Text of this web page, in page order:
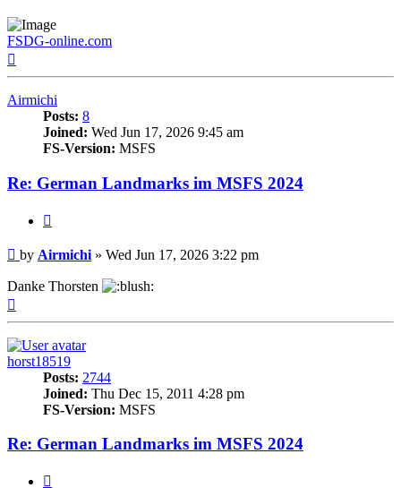
FSDG-online.com
Airmichi
Posts: 8
Joined: Wed Jun 17, 2026 9:45 am
FS-Version: MSFS
Re: German Landmarks im MSFS 2024
Post
by Airmichi » Wed Jun 17, 2026 3:22 pm
Danke Thorsten
horst18519
Posts: 2744
Joined: Thu Dec 15, 2011 4:28 pm
FS-Version: MSFS
Re: German Landmarks im MSFS 2024